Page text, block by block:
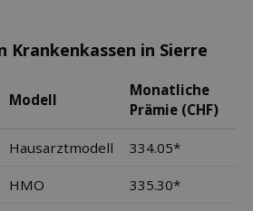
Krankenkassen in Sierre
Modell
Monatliche
Prämie (CHF)
Hausarztmodell 334.05*
HMO 335.30*